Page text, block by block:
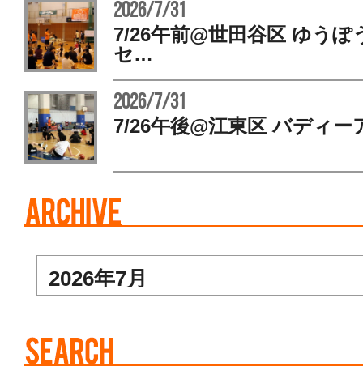
2026/7/31
7/26午前@世田谷区 ゆうぽ
セ…
2026/7/31
7/26午後@江東区 バディ